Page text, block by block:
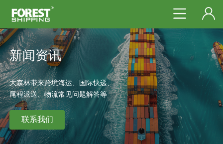
新闻资讯
大森林带来跨境海运、国际快递、
尾程派送、物流常见问题解答等
联系我们